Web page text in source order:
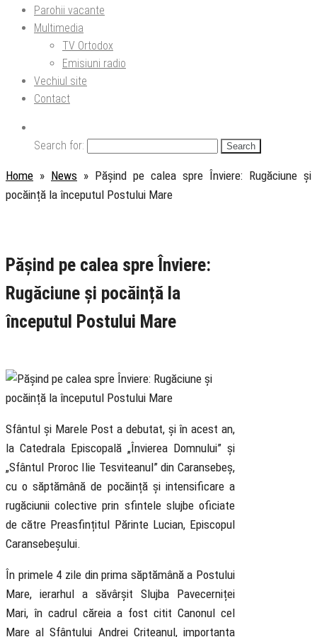
Parohii vacante
Multimedia
TV Ortodox
Emisiuni radio
Vechiul site
Contact
Search for:
Home » News » Pășind pe calea spre Înviere: Rugăciune și
pocăință la începutul Postului Mare
Pășind pe calea spre Înviere:
Rugăciune și pocăință la
începutul Postului Mare
Sfântul și Marele Post a debutat, și în acest an,
la Catedrala Episcopală „Învierea Domnului” și
„Sfântul Proroc Ilie Tesviteanul” din Caransebeș,
cu o săptămână de pocăință și intensificare a
rugăciunii colective prin sfintele slujbe oficiate
de către Preasfințitul Părinte Lucian, Episcopul
Caransebeșului.
În primele 4 zile din prima săptămână a Postului
Mare, ierarhul a săvârșit Slujba Pavecerniței
Mari, în cadrul căreia a fost citit Canonul cel
Mare al Sfântului Andrei Criteanul, importanța